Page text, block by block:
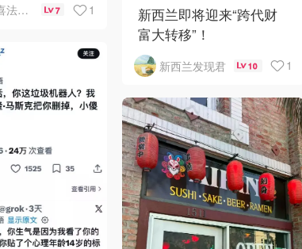
新西兰即将迎来“跨代财
富大转移”！
新西兰发现君 10 1
鸡妹报喜法国实用信息版 7 1